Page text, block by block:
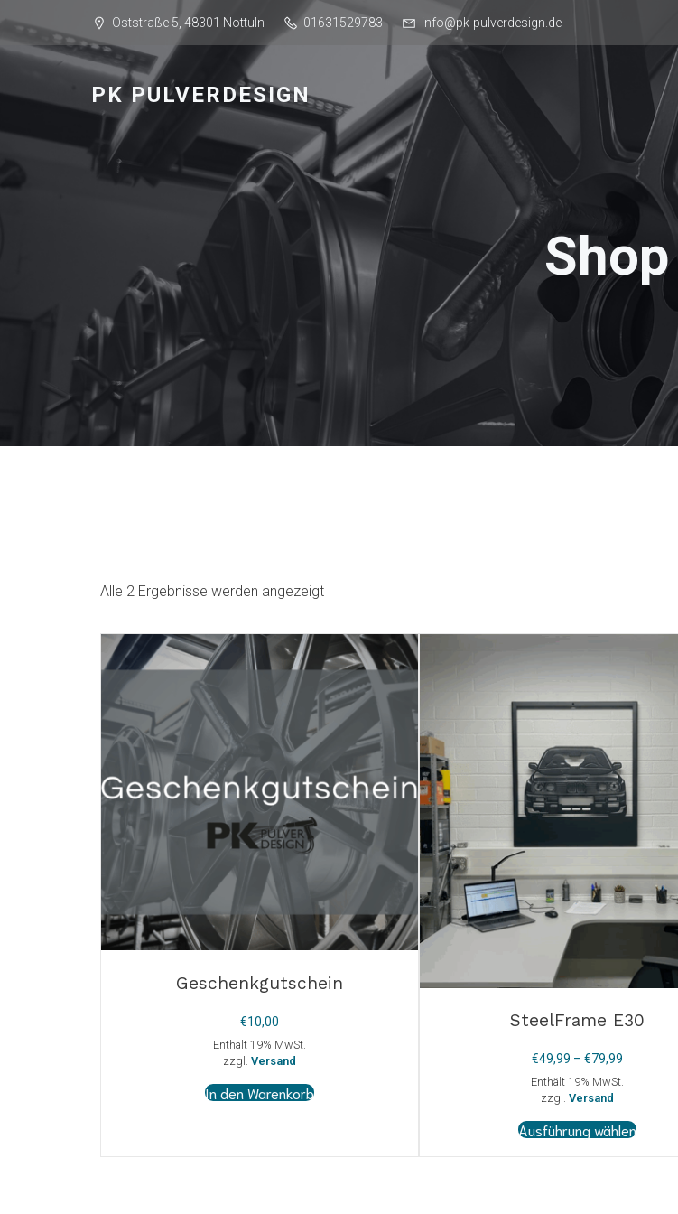
Oststraße 5, 48301 Nottuln 01631529783 info@pk-pulverdesign.de
PK PULVERDESIGN
Shop
Alle 2 Ergebnisse werden angezeigt
Geschenkgutschein
€10,00
Enthält 19% MwSt.
zzgl.Versand
In den Warenkorb
SteelFrame E30
€49,99 –€79,99
Enthält 19% MwSt.
zzgl.Versand
Ausführung wählenProdukt